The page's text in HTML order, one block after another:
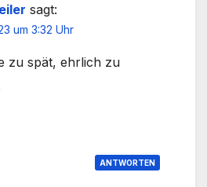
sagt:
um 3:32 Uhr
zu spät, ehrlich zu
ANTWORTEN